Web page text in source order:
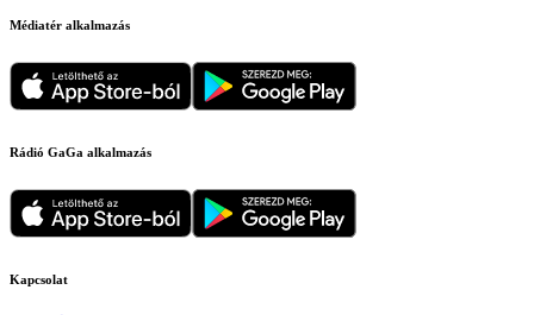
Médiatér alkalmazás
Rádió GaGa alkalmazás
Kapcsolat